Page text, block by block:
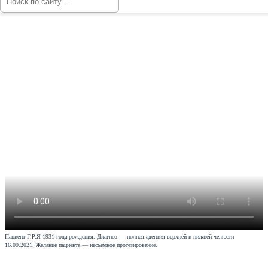
Пациент Г.Р.Я 1931 года рождения. Диагноз — полная адентия верхней и нижней челюсти
16.09.2021. Желание пациента — несъёмное протезирование.